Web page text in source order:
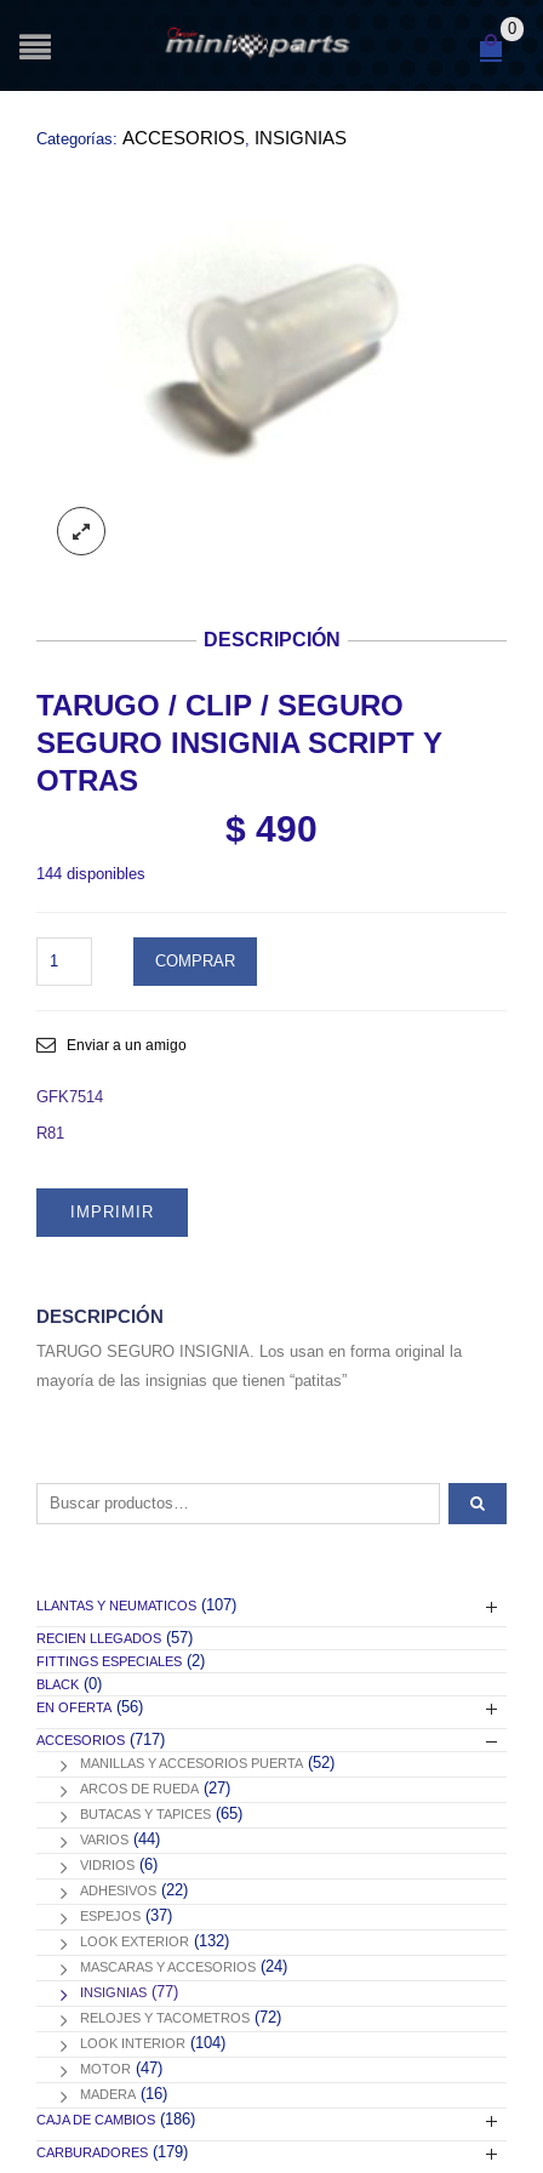
0
Categorías: ACCESORIOS INSIGNIAS
DESCRIPCIÓN
TARUGO / CLIP / SEGURO
SEGURO INSIGNIA SCRIPT Y
OTRAS
$ 490
144 disponibles
SEGURO
INSIGNIA
y
SKU
GFK7514
quantity
COMPRAR
Enviar a un amigo
GFK7514
R81
IMPRIMIR
DESCRIPCIÓN
TARUGO SEGURO INSIGNIA. Los usan en forma original la
mayoría de las insignias que tienen “patitas”
Buscar por:
LLANTAS Y NEUMATICOS (107)
RECIEN LLEGADOS (57)
FITTINGS ESPECIALES (2)
BLACK (0)
EN OFERTA (56)
ACCESORIOS (717)
MANILLAS Y ACCESORIOS PUERTA (52)
ARCOS DE RUEDA (27)
BUTACAS Y TAPICES (65)
VARIOS (44)
VIDRIOS (6)
ADHESIVOS (22)
ESPEJOS (37)
LOOK EXTERIOR (132)
MASCARAS Y ACCESORIOS (24)
INSIGNIAS (77)
RELOJES Y TACOMETROS (72)
LOOK INTERIOR (104)
MOTOR (47)
MADERA (16)
CAJA DE CAMBIOS (186)
CARBURADORES (179)